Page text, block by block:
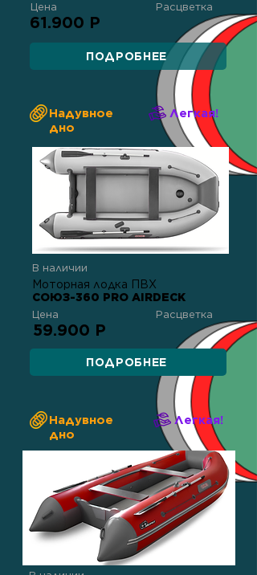
Цена Расцветка
61.900 Р
ПОДРОБНЕЕ
Надувное
дно
Легкая!
В наличии
Моторная лодка ПВХ
СОЮЗ-360 PRO AIRDECK
Цена Расцветка
59.900 Р
ПОДРОБНЕЕ
Надувное
дно
Легкая!